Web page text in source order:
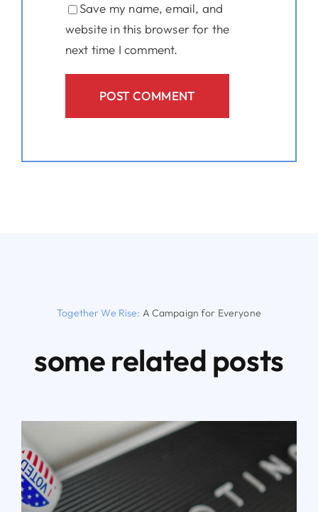
Save my name, email, and
website in this browser for the
next time I comment.
Together We Rise: A Campaign for Everyone
some related posts